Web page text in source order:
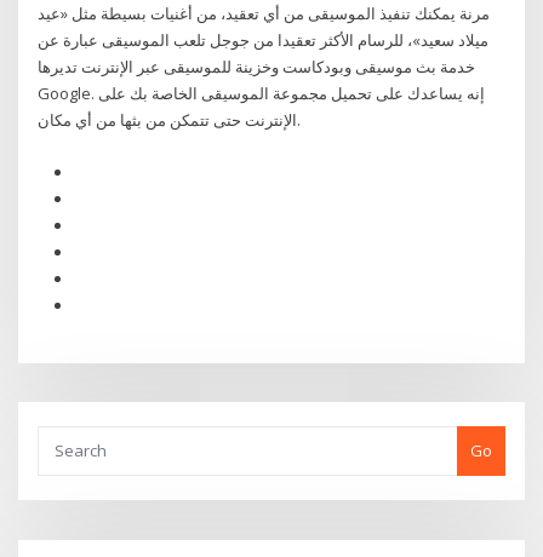
مرنة يمكنك تنفيذ الموسيقى من أي تعقيد، من أغنيات بسيطة مثل «عيد
ميلاد سعيد»، للرسام الأكثر تعقيدا من جوجل تلعب الموسيقى عبارة عن
خدمة بث موسيقى وبودكاست وخزينة للموسيقى عبر الإنترنت تديرها
Google. إنه يساعدك على تحميل مجموعة الموسيقى الخاصة بك على
الإنترنت حتى تتمكن من بثها من أي مكان.
Go